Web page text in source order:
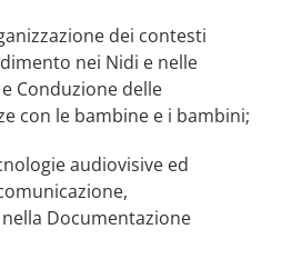
dei contesti
nei Nidi e nelle
Conduzione delle
con le bambine e i bambini;
audiovisive ed
nella Documentazione